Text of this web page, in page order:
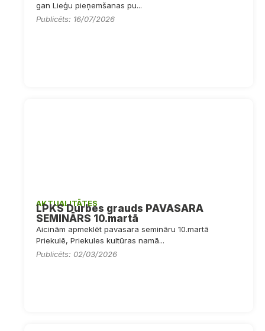
gan Lieģu pieņemšanas pu...
Publicēts: 16/07/2026
AKTUALITĀTES
LPKS Durbes grauds PAVASARA
SEMINĀRS 10.martā
Aicinām apmeklēt pavasara semināru 10.martā
Priekulē, Priekules kultūras namā...
Publicēts: 02/03/2026